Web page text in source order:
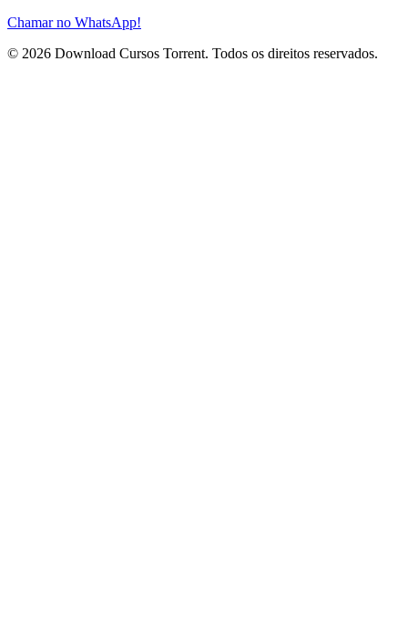
Chamar no WhatsApp!
© 2026 Download Cursos Torrent. Todos os direitos reservados.